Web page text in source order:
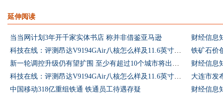
延伸阅读
当当网计划3年开千家实体书店 称并非借鉴亚马逊
财经信息
科技在线：评测昂达V9194GAir八核怎么样及11.6英寸商务平板先锋W11多少钱
铁矿石价
新一轮调控升级仍有望扩围 至少有超过10个城市将出台打补丁政策
财经信息
科技在线：评测昂达V9194GAir八核怎么样及11.6英寸商务平板先锋W11多少钱
大连市发
中国移动318亿重组铁通 铁通员工待遇存疑
财经信息